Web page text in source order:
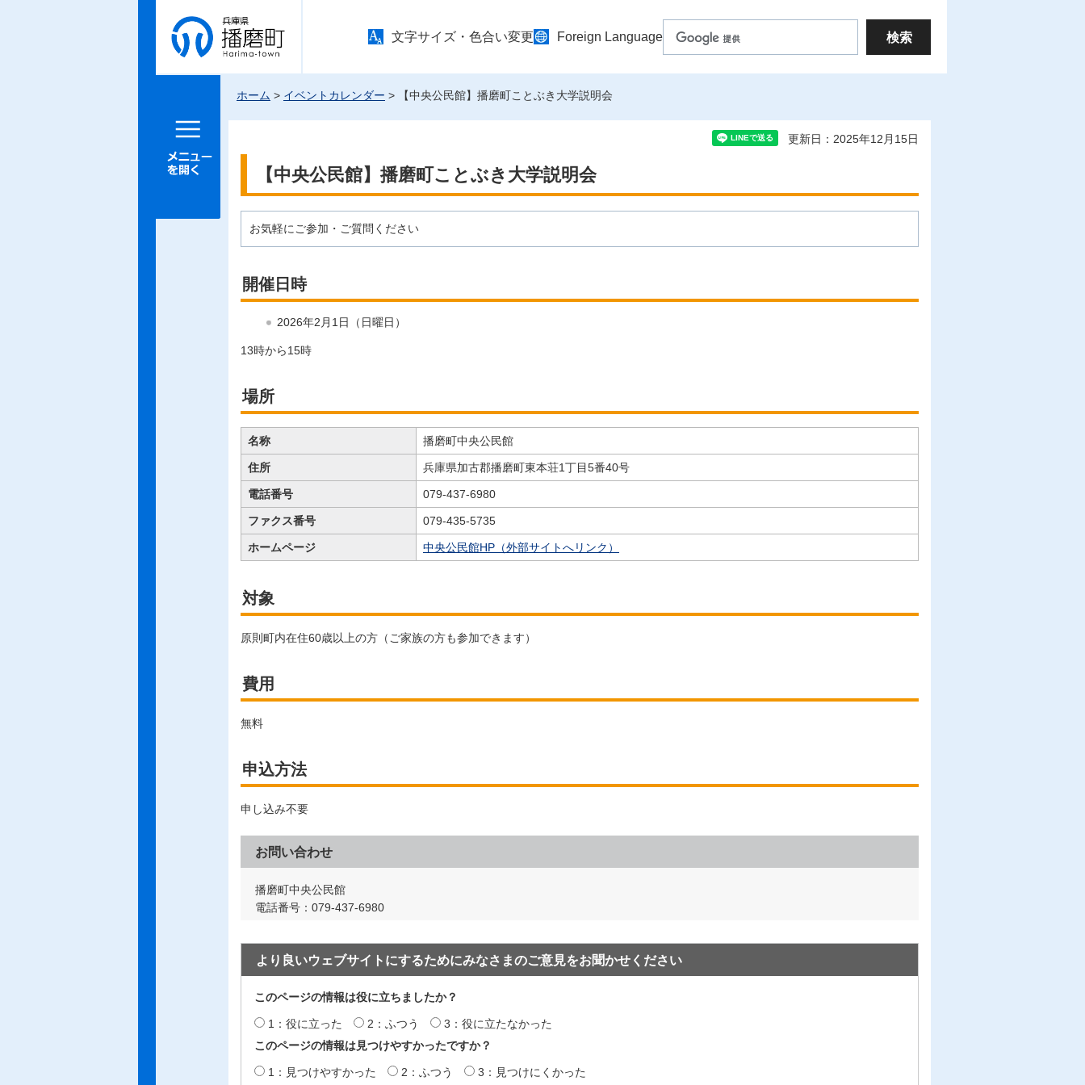
兵庫県 播
磨町
文字サイズ・色合い変更 Foreign Language
メニュー
ホーム > イベントカレンダー > 【中央公民館】播磨町ことぶき大学説明会
更新日：2025年12月15日
【中央公民館】播磨町ことぶき大学説明会
お気軽にご参加・ご質問ください
開催日時
2026年2月1日（日曜日）
13時から15時
場所
名称 播磨町中央公民館
住所 兵庫県加古郡播磨町東本荘1丁目5番40号
電話番号 079-437-6980
ファクス番号 079-435-5735
ホームページ 中央公民館HP（外部サイトへリンク）
対象
原則町内在住60歳以上の方（ご家族の方も参加できます）
費用
無料
申込方法
申し込み不要
お問い合わせ
播磨町中央公民館
電話番号：079-437-6980
より良いウェブサイトにするためにみなさまのご意見をお聞かせください
このページの情報は役に立ちましたか？
1：役に立った 2：ふつう
3：役に立たなかった
このページの情報は見つけやすかったですか？
1：見つけやすかった 2：ふつう 3：見つけにくかった